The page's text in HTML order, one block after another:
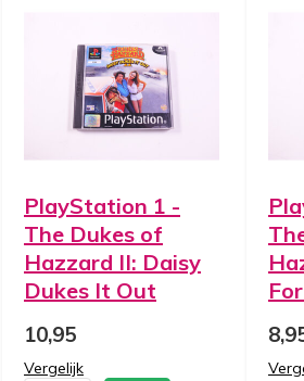
PlayStation 1 -
The Dukes of
Hazzard II: Daisy
Dukes It Out
10,95
Vergelijk